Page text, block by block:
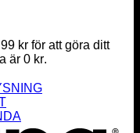
99 kr för att göra ditt
är 0 kr.